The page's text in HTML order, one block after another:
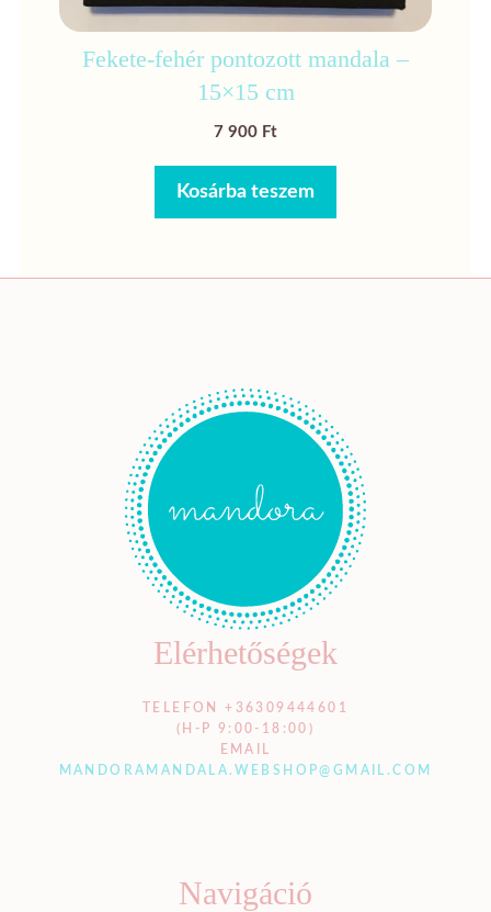
Fekete-fehér pontozott mandala –
15×15 cm
7 900 Ft
Kosárba teszem
Elérhetőségek
TELEFON +36309444601
(H-P 9:00-18:00)
EMAIL
MANDORAMANDALA.WEBSHOP@GMAIL.COM
Navigáció